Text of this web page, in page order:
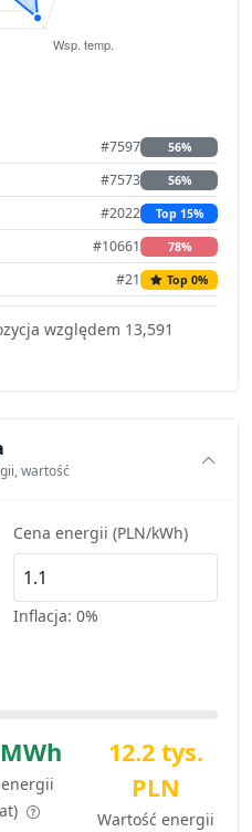
#7597 56%
#7573 56%
#2022 Top 15%
#10661 78%
#21 Top 0%
względem 13,591
wartość
Cena energii (PLN/kWh)
Inflacja: 0%
12.2 tys.
PLN
Wartość energii